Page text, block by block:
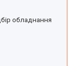
обладнання